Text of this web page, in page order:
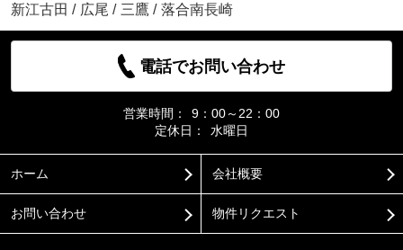
新江古田 / 広尾 / 三鷹 / 落合南長崎
電話でお問い合わせ
営業時間：
9：00～22：00
定休日：
水曜日
ホーム 会社概要
お問い合わせ 物件リクエスト